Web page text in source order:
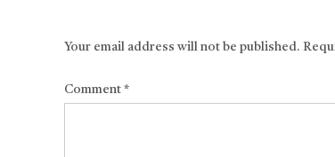
Your email address will not be published.
Comment *